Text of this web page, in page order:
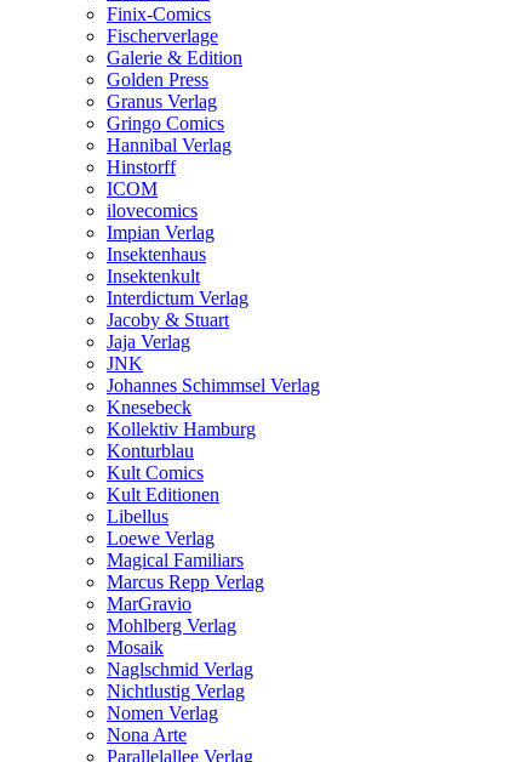
Finix-Comics
Fischerverlage
Galerie & Edition
Golden Press
Granus Verlag
Gringo Comics
Hannibal Verlag
Hinstorff
ICOM
ilovecomics
Impian Verlag
Insektenhaus
Insektenkult
Interdictum Verlag
Jacoby & Stuart
Jaja Verlag
JNK
Johannes Schimmsel Verlag
Knesebeck
Kollektiv Hamburg
Konturblau
Kult Comics
Kult Editionen
Libellus
Loewe Verlag
Magical Familiars
Marcus Repp Verlag
MarGravio
Mohlberg Verlag
Mosaik
Naglschmid Verlag
Nichtlustig Verlag
Nomen Verlag
Nona Arte
Parallelallee Verlag